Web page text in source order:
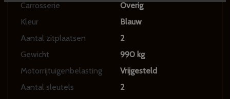
Carrosserie
Overig
Kleur
Blauw
Aantal zitplaatsen
2
Gewicht
990 kg
Motorrijtuigenbelasting
Vrijgesteld
Aantal sleutels
2